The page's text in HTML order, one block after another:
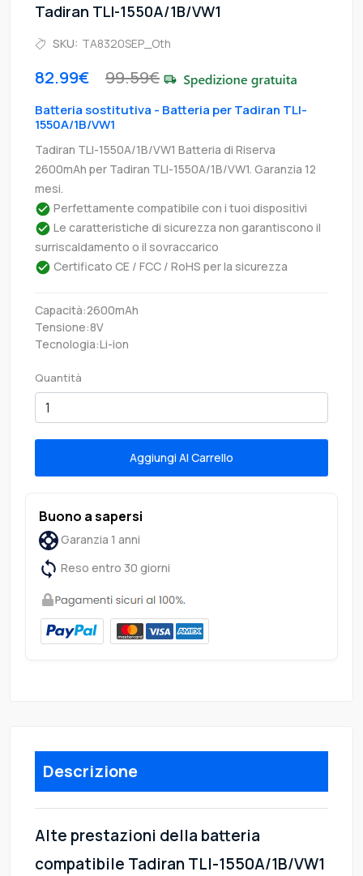
Tadiran TLI-1550A/1B/VW1
SKU: TA8320SEP_Oth
82.99€ 99.59€
Batteria sostitutiva - Batteria per Tadiran TLI-
1550A/1B/VW1
Tadiran TLI-1550A/1B/VW1 Batteria di Riserva
2600mAh per Tadiran TLI-1550A/1B/VW1. Garanzia 12
mesi.
Perfettamente compatibile con i tuoi dispositivi
Le caratteristiche di sicurezza non garantiscono il
surriscaldamento o il sovraccarico
Certificato CE / FCC / RoHS per la sicurezza
Capacità:2600mAh
Tensione:8V
Tecnologia:Li-ion
Quantità
Aggiungi Al Carrello
Buono a sapersi
Garanzia 1 anni
Reso entro 30 giorni
Descrizione
Alte prestazioni della batteria
compatibile Tadiran TLI-1550A/1B/VW1